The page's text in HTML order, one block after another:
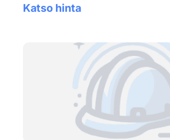
Katso hinta